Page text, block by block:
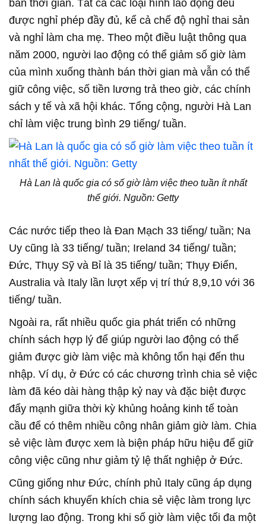
bán thời gian. Tất cả các loại hình lao động đều
được nghỉ phép đầy đủ, kể cả chế độ nghỉ thai sản
và nghỉ làm cha mẹ. Theo một điều luật thông qua
năm 2000, người lao động có thể giảm số giờ làm
của mình xuống thành bán thời gian mà vẫn có thể
giữ công việc, số tiền lương trả theo giờ, các chính
sách y tế và xã hội khác. Tổng cộng, người Hà Lan
chỉ làm việc trung bình 29 tiếng/ tuần.
Hà Lan là quốc gia có số giờ làm việc theo tuần ít nhất
thế giới. Nguồn: Getty
Các nước tiếp theo là Đan Mạch 33 tiếng/ tuần; Na
Uy cũng là 33 tiếng/ tuần; Ireland 34 tiếng/ tuần;
Đức, Thụy Sỹ và Bỉ là 35 tiếng/ tuần; Thụy Điển,
Australia và Italy lần lượt xếp vị trí thứ 8,9,10 với 36
tiếng/ tuần.
Ngoài ra, rất nhiều quốc gia phát triển có những
chính sách hợp lý để giúp người lao động có thể
giảm được giờ làm việc mà không tổn hại đến thu
nhập. Ví dụ, ở Đức có các chương trình chia sẻ việc
làm đã kéo dài hàng thập kỷ nay và đặc biệt được
đẩy mạnh giữa thời kỳ khủng hoảng kinh tế toàn
cầu để có thêm nhiều công nhân giảm giờ làm. Chia
sẻ việc làm được xem là biện pháp hữu hiệu để giữ
công việc cũng như giảm tỷ lệ thất nghiệp ở Đức.
Cũng giống như Đức, chính phủ Italy cũng áp dụng
chính sách khuyến khích chia sẻ việc làm trong lực
lượng lao động. Trong khi số giờ làm việc tối đa một